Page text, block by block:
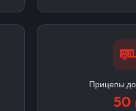
Прицепы
50